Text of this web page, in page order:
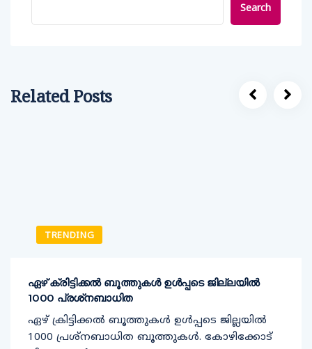
Search
Related Posts
TRENDING
ഏഴ് ക്രിട്ടിക്കല്‍ ബൂത്തുകള്‍ ഉള്‍പ്പടെ ജില്ലയില്‍
1000 പ്രശ്‌നബാധിത
ഏഴ് ക്രിട്ടിക്കല്‍ ബൂത്തുകള്‍ ഉള്‍പ്പടെ ജില്ലയില്‍
1000 പ്രശ്‌നബാധിത ബൂത്തുകള്‍. കോഴിക്കോട്